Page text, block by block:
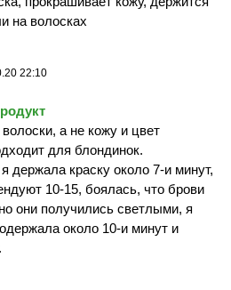
на волосках
22:10
а не кожу и цвет
для блондинок.
держала краску около 7-и минут,
10-15, боялась, что брови
они получились светлыми, я
около 10-и минут и